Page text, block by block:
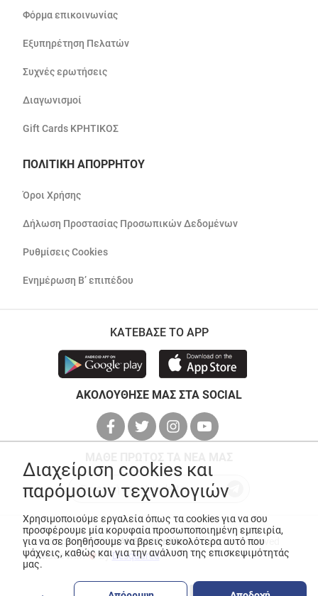
Φόρμα επικοινωνίας
Εξυπηρέτηση Πελατών
Συχνές ερωτήσεις
Διαγωνισμοί
Gift Cards ΚΡΗΤΙΚΟΣ
ΠΟΛΙΤΙΚΗ ΑΠΟΡΡΗΤΟΥ
Όροι Χρήσης
Δήλωση Προστασίας Προσωπικών Δεδομένων
Ρυθμίσεις Cookies
Ενημέρωση Β’ επιπέδου
ΚΑΤΕΒΑΣΕ ΤΟ APP
ΑΚΟΛΟΥΘΗΣΕ ΜΑΣ ΣΤΑ SOCIAL
© Copyright 2026ANEDIK Kritikos. All Rights Reserved
Made with
byDesquared
Διαχείριση cookies και
παρόμοιων τεχνολογιών
Χρησιμοποιούμε εργαλεία όπως τα cookies για να σου
προσφέρουμε μία κορυφαία προσωποποιημένη εμπειρία,
για να σε βοηθήσουμε να βρεις ευκολότερα αυτό που
ψάχνεις, καθώς και για την ανάλυση της επισκεψιμότητάς
μας.